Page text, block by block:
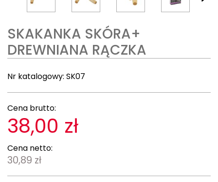
SKAKANKA SKÓRA+
DREWNIANA RĄCZKA
Nr katalogowy: SK07
Cena brutto:
38,00 zł
Cena netto:
30,89 zł